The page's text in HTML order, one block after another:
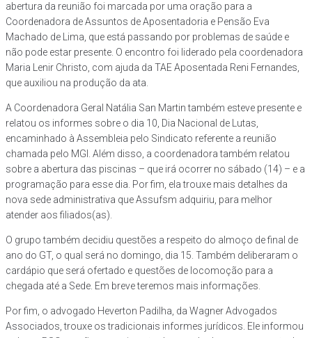
abertura da reunião foi marcada por uma oração para a
Coordenadora de Assuntos de Aposentadoria e Pensão Eva
Machado de Lima, que está passando por problemas de saúde e
não pode estar presente. O encontro foi liderado pela coordenadora
Maria Lenir Christo, com ajuda da TAE Aposentada Reni Fernandes,
que auxiliou na produção da ata.
A Coordenadora Geral Natália San Martin também esteve presente e
relatou os informes sobre o dia 10, Dia Nacional de Lutas,
encaminhado à Assembleia pelo Sindicato referente a reunião
chamada pelo MGI. Além disso, a coordenadora também relatou
sobre a abertura das piscinas – que irá ocorrer no sábado (14) – e a
programação para esse dia. Por fim, ela trouxe mais detalhes da
nova sede administrativa que Assufsm adquiriu, para melhor
atender aos filiados(as).
O grupo também decidiu questões a respeito do almoço de final de
ano do GT, o qual será no domingo, dia 15. Também deliberaram o
cardápio que será ofertado e questões de locomoção para a
chegada até a Sede. Em breve teremos mais informações.
Por fim, o advogado Heverton Padilha, da Wagner Advogados
Associados, trouxe os tradicionais informes jurídicos. Ele informou